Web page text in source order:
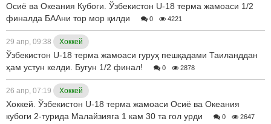
Осиё ва Океания Кубоги. Ўзбекистон U-18 терма жамоаси 1/2
финалда БААни тор мор қилди
0 4221
29 апр, 09:38 Хоккей
Ўзбекистон U-18 терма жамоаси гуруҳ пешқадами Таиланддан
ҳам устун келди. Бугун 1/2 финал!
0 2878
26 апр, 07:19 Хоккей
Хоккей. Ўзбекистон U-18 терма жамоаси Осиё ва Океания
кубоги 2-турида Малайзияга 1 кам 30 та гол урди
0 2647